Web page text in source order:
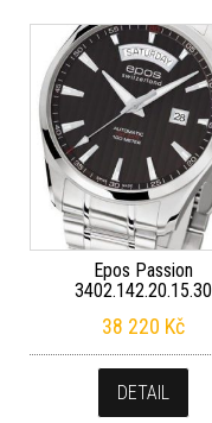
Epos Passion
3402.142.20.15.30
38 220 Kč
DETAIL